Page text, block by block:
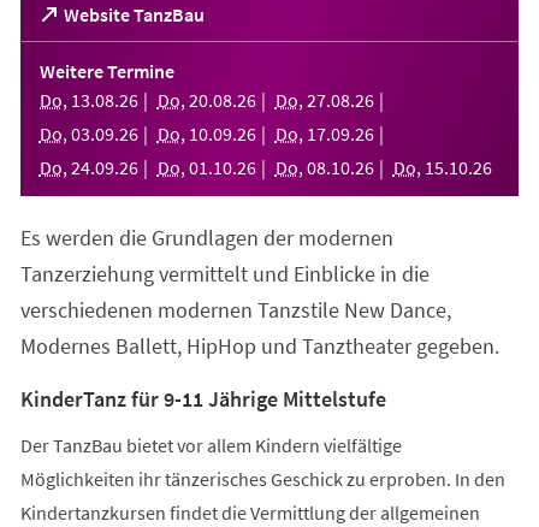
Website TanzBau
(Öffnet
in
einem
neuen
Tab)
Weitere Termine
Do, 13.08.26 Do, 20.08.26 Do, 27.08.26
Do, 03.09.26 Do, 10.09.26 Do, 17.09.26
Do, 24.09.26 Do, 01 .10.26 Do, 08.10.26 Do, 15.10.26
Es werden die Grundlagen der modernen
Tanzerziehung vermittelt und Einblicke in die
verschiedenen modernen Tanzstile New Dance,
Modernes Ballett, HipHop und Tanztheater gegeben.
KinderTanz für 9-11 Jährige Mittelstufe
Der TanzBau bietet vor allem Kindern vielfältige
Möglichkeiten ihr tänzerisches Geschick zu erproben. In den
Kindertanzkursen findet die Vermittlung der allgemeinen